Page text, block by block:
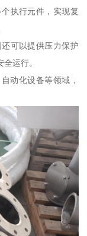
执行元件，实现复
可以提供压力保护
运行。
动化设备等领域，